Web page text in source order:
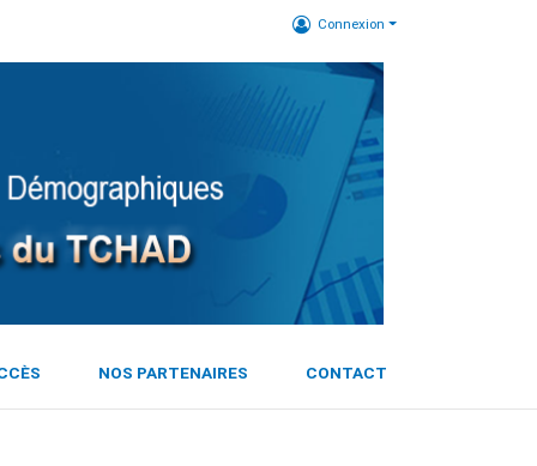
Connexion
NOS PARTENAIRES CONTACT